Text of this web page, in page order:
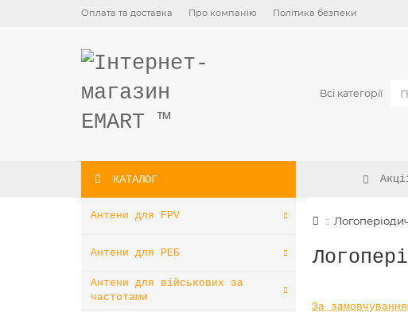
Оплата та доставка Про компанію Політика безпеки
Всі категорії
КАТАЛОГ
Антени для FPV
Антени для РЕБ
Антени для військових за
частотами
Фільтр За